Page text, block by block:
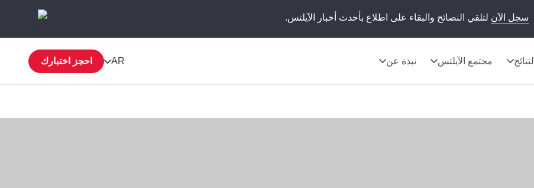
سجل الآن لتلقي النصائح والبقاء على اطلاع بأحدث أخبار الآيلتس.
النتائج مجتمع الآيلتس نبذة عن AR احجز اختبارك